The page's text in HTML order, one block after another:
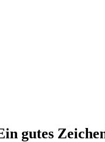
gutes